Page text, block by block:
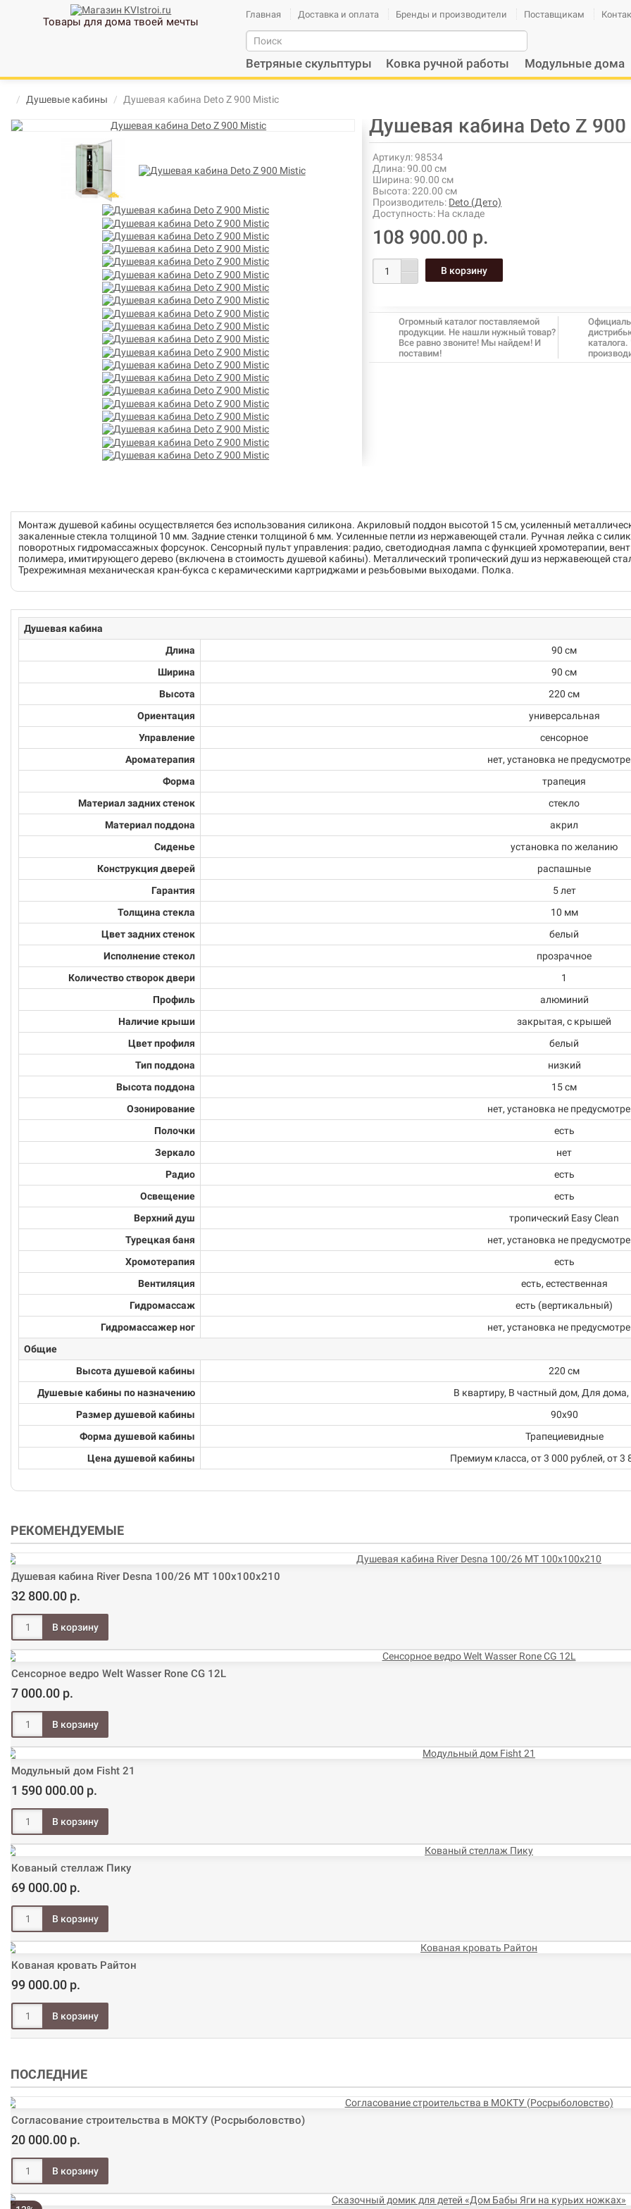
Товары для дома твоей мечты
Главная Доставка и оплата Бренды и производители Поставщикам
Ветряные скульптуры Ковка ручной работы Модульные дома
Душевые кабины Душевая кабина Deto Z 900 Mistic
Душевая кабина Deto Z
Артикул:98534
Длина:90.00 см
Ширина:90.00 см
Высота:220.00 см
Производитель: Deto (Дето)
Доступность: На складе
108 900.00 р.
Огромный каталог поставляемой
продукции. Не нашли нужный товар?
Все равно звоните! Мы найдем! И
поставим!
Монтаж душевой кабины осуществляется без использования силикона. Акриловый поддон высотой 15 см, усиленный
закаленные стекла толщиной 10 мм. Задние стенки толщиной 6 мм. Усиленные петли из нержавеющей стали. Ручная лейка с
поворотных гидромассажных форсунок. Сенсорный пульт управления: радио, светодиодная лампа с функцией хромотерапии,
полимера, имитирующего дерево (включена в стоимость душевой кабины). Металлический тропический душ из нержавеющей
Трехрежимная механическая кран-букса с керамическими картриджами и резьбовыми выходами. Полка.
Душевая кабина
Длина
90 см
Ширина
90 см
Высота
220 см
Ориентация
универсальная
Управление
сенсорное
Ароматерапия
нет, установка не
Форма
трапеция
Материал задних стенок
стекло
Материал поддона
акрил
Сиденье
установка по желанию
Конструкция дверей
распашные
Гарантия
5 лет
Толщина стекла
10 мм
Цвет задних стенок
белый
Исполнение стекол
прозрачное
Количество створок двери
1
Профиль
алюминий
Наличие крыши
закрытая, с крышей
Цвет профиля
белый
Тип поддона
низкий
Высота поддона
15 см
Озонирование
нет, установка не
Полочки
есть
Зеркало
нет
Радио
есть
Освещение
есть
Верхний душ
тропический Easy Clean
Турецкая баня
нет, установка не
Хромотерапия
есть
Вентиляция
есть, естественная
Гидромассаж
есть (вертикальный)
Гидромассажер ног
нет, установка не
Общие
Высота душевой кабины
220 см
Душевые кабины по назначению
В квартиру, В частный дом, Для
Размер душевой кабины
90х90
Форма душевой кабины
Трапециевидные
Цена душевой кабины
Премиум класса, от 3 000 рублей, от 3
РЕКОМЕНДУЕМЫЕ
Душевая кабина River Desna 100/26 МТ 100х100х210
32 800.00 р.
Сенсорное ведро Welt Wasser Rone CG 12L
7 000.00 р.
Модульный дом Fisht 21
1 590 000.00 р.
Кованый стеллаж Пику
69 000.00 р.
Кованая кровать Райтон
99 000.00 р.
ПОСЛЕДНИЕ
Согласование строительства в МОКТУ (Росрыболовство)
20 000.00 р.